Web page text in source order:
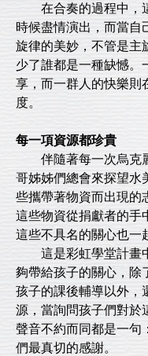
在合奏的過程中，這
時候盡情演出，而當自
旋律的美妙，不管是主
少了誰都是一種缺憾。
享，而一群人的快樂則
度。
每一項資源都珍貴
伴隨著每一次烏克麗
哥姊姊們總會來探望水
些攜帶著物資而出現的
這些物資從捐獻者的手
這些不具名的關心也一
這是彩虹學堂計畫中
夠帶給孩子的關心，除
孩子的課後輔導以外，
源，當詢問孩子們對於
聲音不約而同都是一句
們最真切的感謝。